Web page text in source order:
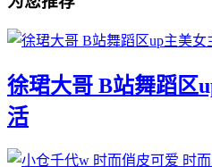
徐珺大哥 B站舞蹈区
活